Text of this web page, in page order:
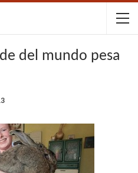
del mundo pesa